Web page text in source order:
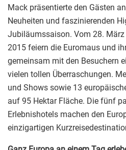
Mack präsentierte den Gästen
Neuheiten und faszinierenden
Jubiläumssaison. Vom 28.
2015 feiern die Euromaus und
gemeinsam mit den Besuchern
vielen tollen Überraschungen.
und Shows sowie 13
auf 95 Hektar Fläche. Die fünf
Erlebnishotels machen den
einzigartigen